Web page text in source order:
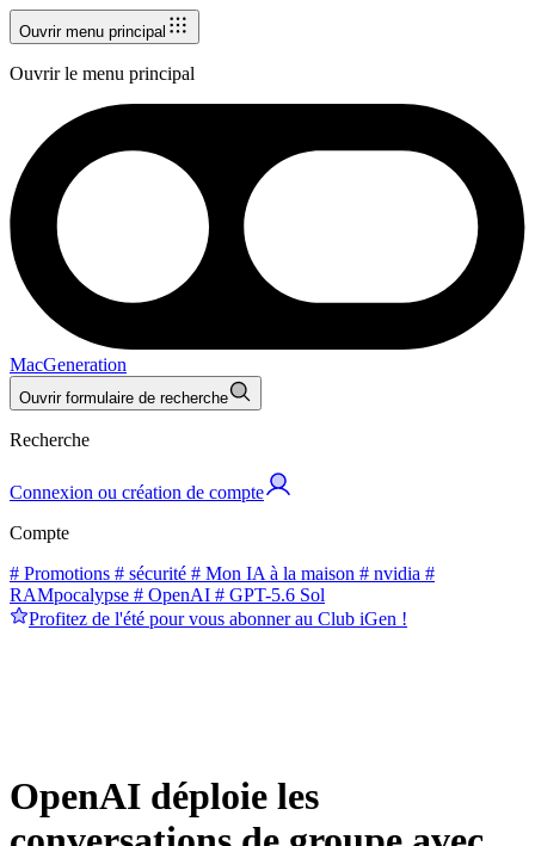
Ouvrir menu principal
Ouvrir le menu principal
MacGeneration
Ouvrir formulaire de recherche
Recherche
Connexion ou création de compte
Compte
# Promotions # sécurité # Mon IA à la maison # nvidia #
RAMpocalypse # OpenAI # GPT-5.6 Sol
Profitez de l'été pour vous abonner au Club iGen !
OpenAI déploie les